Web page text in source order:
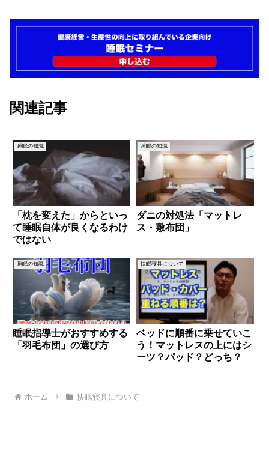
関連記事
睡眠の知識
「枕を変えた」からといっ
て睡眠自体が良くなるわけ
ではない
睡眠の知識
ダニの対処法「マットレ
ス・敷布団」
睡眠の知識
睡眠指導士がおすすめする
「羽毛布団」の選び方
快眠寝具について
ベッドに順番に乗せていこ
う！マットレスの上にはシ
ーツ？パッド？どっち？
ホーム 快眠寝具について